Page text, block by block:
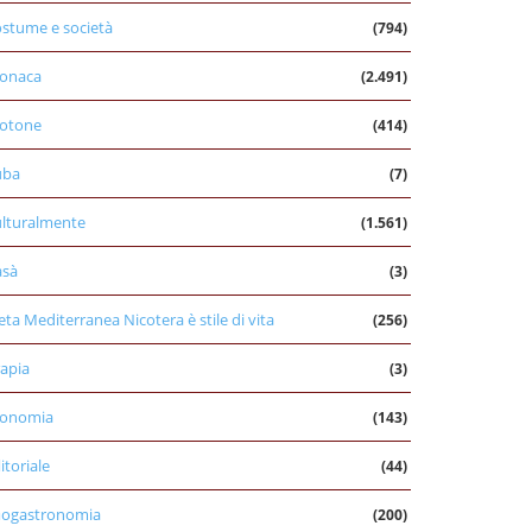
e società (794)
(2.491)
(414)
(7)
(1.561)
(3)
Mediterranea Nicotera è stile di vita (256)
(3)
(143)
(44)
(200)